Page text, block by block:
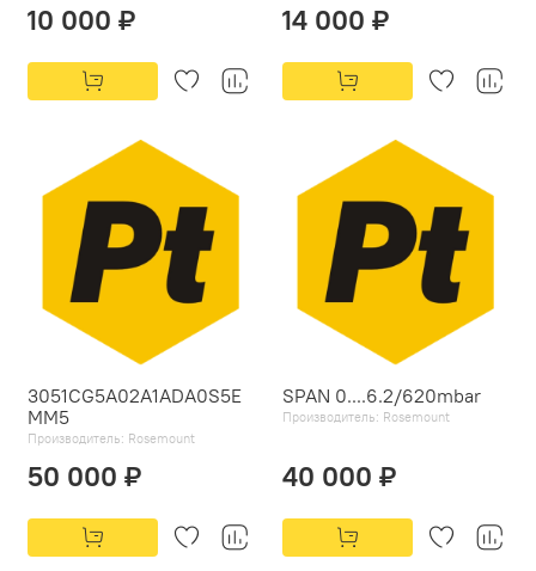
10 000 ₽ 14 000 ₽
3051CG5A02A1ADA0S5E
MM5
Производитель: Rosemount
50 000 ₽
SPAN 0....6.2/620mbar
Производитель: Rosemount
40 000 ₽